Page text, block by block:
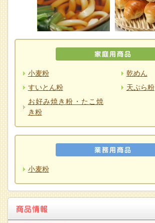
小麦粉
乾めん
すいとん粉
天ぷら粉
お好み焼き粉・たこ焼
き粉
小麦粉